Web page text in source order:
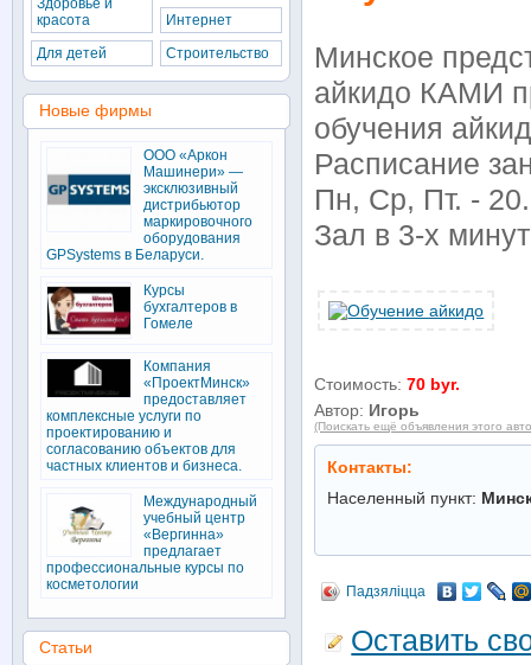
Минское
айкидо КАМИ
обучения
Расписание
Пн, Ср, Пт. -
Зал в 3-х
Стоимость:70 byr.
Автор: Игорь
(Поискать ещё объявления этого
Контакты:
Населенный пункт:
Падзяліцца
Оставить
Здоровье и
красота
Интернет
Для детей
Строительство
Новые фирмы
ООО «Аркон
Машинери» —
эксклюзивный
дистрибьютор
маркировочного
оборудования
GPSystems в Беларуси.
Курсы
бухгалтеров в
Гомеле
Компания
«ПроектМинск»
предоставляет
комплексные услуги по
проектированию и
согласованию объектов для
частных клиентов и бизнеса.
Международный
учебный центр
«Вергинна»
предлагает
профессиональные курсы по
косметологии
Статьи